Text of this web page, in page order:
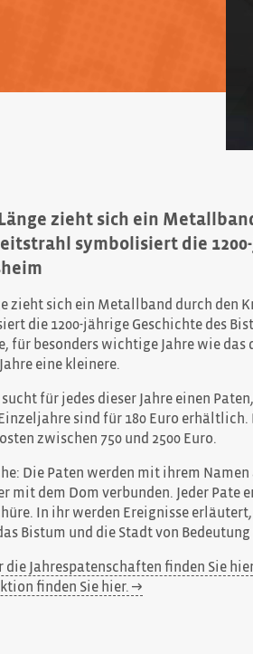
zieht sich ein
symbolisiert die
zieht sich ein Metallband durch den
die 1200-jährige Geschichte des
für besonders wichtige Jahre wie das
eine kleinere.
für jedes dieser Jahre einen
sind für 180 Euro
zwischen 750 und 2500 Euro.
Die Paten werden mit ihrem
mit dem Dom verbunden. Jeder Pate
In ihr werden Ereignisse
Bistum und die Stadt von
die Jahrespatenschaften finden Sie
finden Sie hier.